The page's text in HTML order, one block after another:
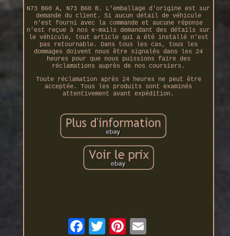
N73 B60 A, N73 B60 B. L'emballage d'origine est sur
demande du client. Si aucun détail de véhicule
n'est fourni avec la commande et aucune réponse
n'est reçue à nos e-mails demandant des détails sur
le véhicule, tout article qui a été installé n'est
pas retournable. Dans tous les cas, tous les
dommages doivent nous être signalés dans les 24
heures pour que nous puissions faire des
réclamations auprès de nos coursiers.
Toute réclamation après 24 heures ne peut être
acceptée. Tous les produits sont examinés
attentivement avant expédition.